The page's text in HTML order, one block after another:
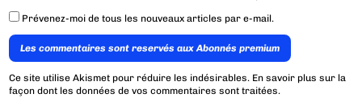
Prévenez-moi de tous les nouveaux articles par e-mail.
Les commentaires sont reservés aux Abonnés premium
Ce site utilise Akismet pour réduire les indésirables. En savoir plus sur la
façon dont les données de vos commentaires sont traitées.